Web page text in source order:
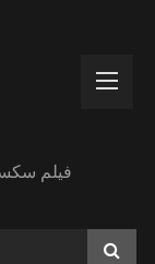
فیلم